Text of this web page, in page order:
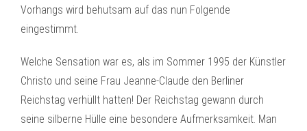
Vorhangs wird behutsam auf das nun Folgende
eingestimmt.
Welche Sensation war es, als im Sommer 1995 der Künstler
Christo und seine Frau Jeanne-Claude den Berliner
Reichstag verhüllt hatten! Der Reichstag gewann durch
seine silberne Hülle eine besondere Aufmerksamkeit. Man